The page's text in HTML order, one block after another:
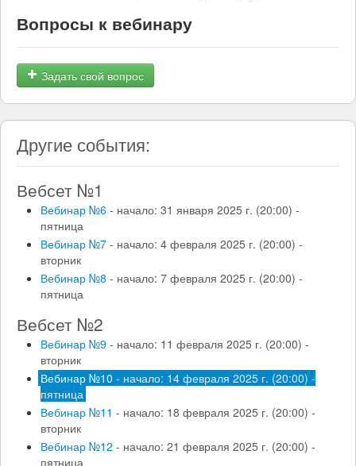
Вопросы к вебинару
Задать свой вопрос
Другие события:
Вебсет №1
Вебинар №6 - начало: 31 января 2025 г. (20:00) -
пятница
Вебинар №7 - начало: 4 февраля 2025 г. (20:00) -
вторник
Вебинар №8 - начало: 7 февраля 2025 г. (20:00) -
пятница
Вебсет №2
Вебинар №9 - начало: 11 февраля 2025 г. (20:00) -
вторник
Вебинар №10 - начало: 14 февраля 2025 г. (20:00) -
пятница
Вебинар №11 - начало: 18 февраля 2025 г. (20:00) -
вторник
Вебинар №12 - начало: 21 февраля 2025 г. (20:00) -
пятница